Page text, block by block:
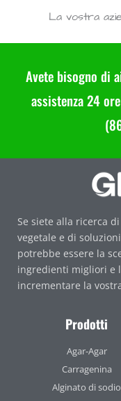
La vostra
Avete bisogno di
assistenza 24
Se siete alla ricerca
vegetale e di
potrebbe essere la
ingredienti migliori e
incrementare la
Prodotti
Agar-Agar
Carragenina
Alginato di sodio